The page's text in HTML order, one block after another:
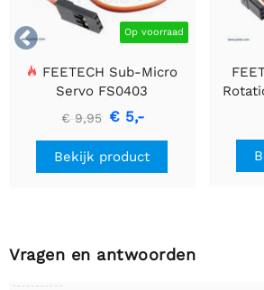
 Op voorraad
FEETECH Sub-Micro
Servo FS0403
€ 9,95 € 5,-
Bekijk product
Vragen en antwoorden